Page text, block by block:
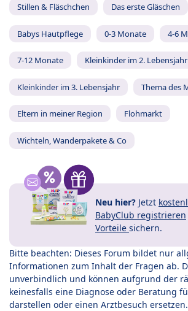
Stillen & Fläschchen Das erste Gläschen
Babys Hautpflege 0-3 Monate 4-6
7-12 Monate Kleinkinder im 2. Lebensjahr
Kleinkinder im 3. Lebensjahr Thema des
Eltern in meiner Region Flohmarkt
Wichteln, Wanderpakete & Co
Neu hier? Jetzt
BabyClub registrieren
Vorteile sichern.
Bitte beachten: Dieses Forum bildet nur
Informationen zum Inhalt der Fragen ab.
unverbindlich und können aufgrund der
keinesfalls eine Diagnose oder Beratung
darstellen oder einen Arztbesuch ersetzen.